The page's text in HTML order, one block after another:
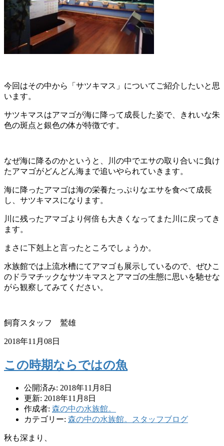
今回はその中から「サツキマス」についてご紹介したいと思
います。
サツキマスはアマゴが海に降って成長した姿で、きれいな朱
色の斑点と銀色の体が特徴です。
なぜ海に降るのかというと、川の中でエサの取り合いに負け
たアマゴがどんどん海まで追いやられていきます。
海に降ったアマゴは海の栄養たっぷりなエサを食べて成長
し、サツキマスになります。
川に残ったアマゴより何倍も大きくなってまた川に戻ってき
ます。
まさに下剋上と言ったところでしょうか。
水族館では上流水槽にてアマゴも展示しているので、ぜひこ
のドラマチックなサツキマスとアマゴの生態に思いを馳せな
がら観察してみてください。
飼育スタッフ 鷲雄
2018年11月08日
この時期ならではの魚
公開済み: 2018年11月8日
更新: 2018年11月8日
作成者: 森の中の水族館。
カテゴリー: 森の中の水族館。スタッフブログ
秋も深まり、